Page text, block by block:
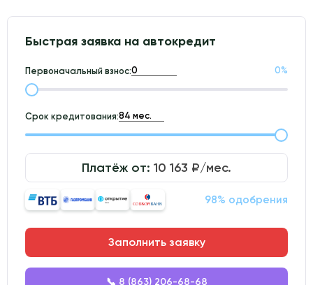
Быстрая заявка на автокредит
Первоначальный взнос: 0%
Срок кредитования:
Платёж от: 10 163 ₽/мес.
98% одобрения
Заполнить заявку
📞 8 (863) 206-68-68